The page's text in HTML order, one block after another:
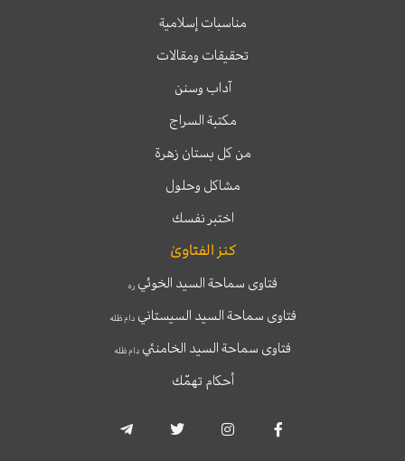
مناسبات إسلامية
تحقيقات ومقالات
آداب وسنن
مكتبة السراج
من كل بستان زهرة
مشاكل وحلول
اختبر نفسك
كنز الفتاوىٰ
فتاوى سماحة السيد الخوئيره
فتاوى سماحة السيد السيستانيدام ظله
فتاوى سماحة السيد الخامنئي دام ظله
أحكام تهمّك
c
s
i
l